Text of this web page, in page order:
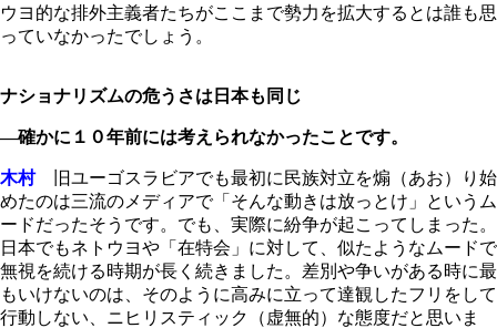
ウヨ的な排外主義者たちがここまで勢力を拡大するとは誰も思
っていなかったでしょう。
ナショナリズムの危うさは日本も同じ
―確かに１０年前には考えられなかったことです。
木村旧ユーゴスラビアでも最初に民族対立を煽（あお）り始
めたのは三流のメディアで「そんな動きは放っとけ」というム
ードだったそうです。でも、実際に紛争が起こってしまった。
日本でもネトウヨや「在特会」に対して、似たようなムードで
無視を続ける時期が長く続きました。差別や争いがある時に最
もいけないのは、そのように高みに立って達観したフリをして
行動しない、ニヒリスティック（虚無的）な態度だと思いま